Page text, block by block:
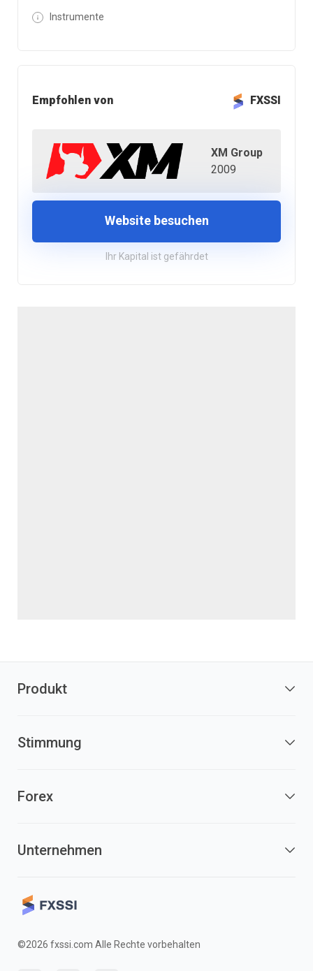
Instrumente
Empfohlen von FXSSI
XM Group
2009
Website besuchen
Ihr Kapital ist gefährdet
Produkt
Stimmung
Forex
Unternehmen
©2026 fxssi.com Alle Rechte vorbehalten